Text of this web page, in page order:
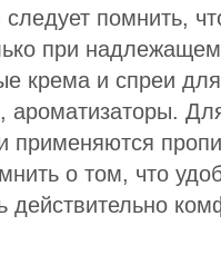
помнить,
при
крема и спреи
ароматизаторы.
применяются
о том, что
действительно